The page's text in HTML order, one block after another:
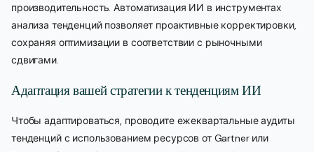
производительность. Автоматизация ИИ в инструментах
анализа тенденций позволяет проактивные корректировки,
сохраняя оптимизации в соответствии с рыночными
сдвигами.
Адаптация вашей стратегии к тенденциям ИИ
Чтобы адаптироваться, проводите ежеквартальные аудиты
тенденций с использованием ресурсов от Gartner или